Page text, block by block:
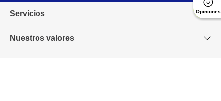
Servicios
Nuestros valores
Opiniones